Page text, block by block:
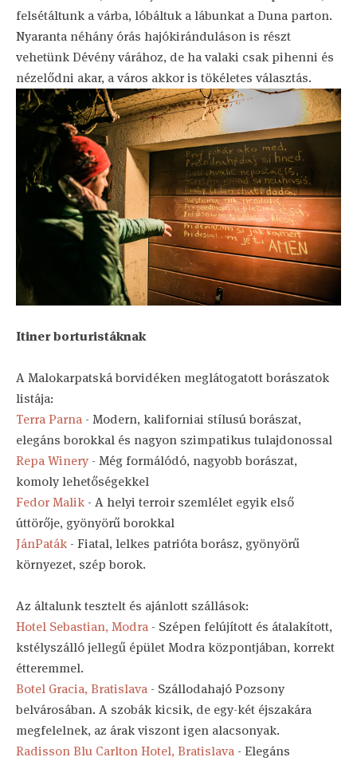
felsétáltunk a várba, lóbáltuk a lábunkat a Duna parton.
Nyaranta néhány órás hajókiránduláson is részt
vehetünk Dévény várához, de ha valaki csak pihenni és
nézelődni akar, a város akkor is tökéletes választás.
Itiner borturistáknak
A Malokarpatská borvidéken meglátogatott borászatok
listája:
Terra Parna - Modern, kaliforniai stílusú borászat,
elegáns borokkal és nagyon szimpatikus tulajdonossal
Repa Winery - Még formálódó, nagyobb borászat,
komoly lehetőségekkel
Fedor Malik - A helyi terroir szemlélet egyik első
úttörője, gyönyörű borokkal
JánPaták - Fiatal, lelkes patrióta borász, gyönyörű
környezet, szép borok.
Az általunk tesztelt és ajánlott szállások:
Hotel Sebastian, Modra - Szépen felújított és átalakított,
kstélyszálló jellegű épület Modra központjában, korrekt
étteremmel.
Botel Gracia, Bratislava - Szállodahajó Pozsony
belvárosában. A szobák kicsik, de egy-két éjszakára
megfelelnek, az árak viszont igen alacsonyak.
Radisson Blu Carlton Hotel, Bratislava - Elegáns